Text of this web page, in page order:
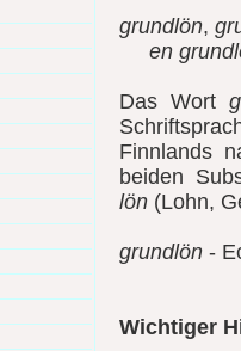
grundlön,
en
Das Wort
Finnlands
beiden
lön (Lohn,
grundlön -
Wichtiger